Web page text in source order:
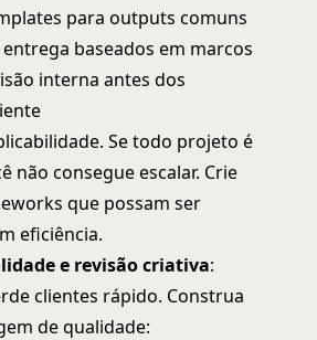
para outputs comuns
baseados em marcos
interna antes dos
Se todo projeto é
não consegue escalar. Crie
que possam ser
eficiência.
e revisão criativa:
clientes rápido. Construa
de qualidade: